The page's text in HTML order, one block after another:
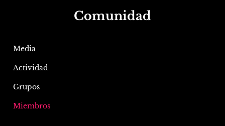
Comunidad
Media
Actividad
Grupos
Miembros